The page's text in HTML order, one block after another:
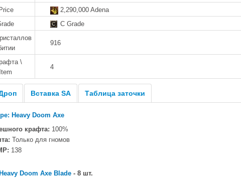
2,290,000 Adena
C Grade
916
\
4
Вставка SA Таблица заточки
Heavy Doom Axe
крафта: 100%
Только для гномов
138
Heavy Doom Axe Blade - 8 шт.